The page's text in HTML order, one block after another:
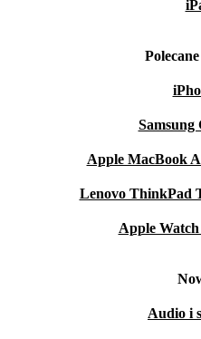
Samsung
Apple MacBook
Lenovo ThinkPad
Apple
Audio i